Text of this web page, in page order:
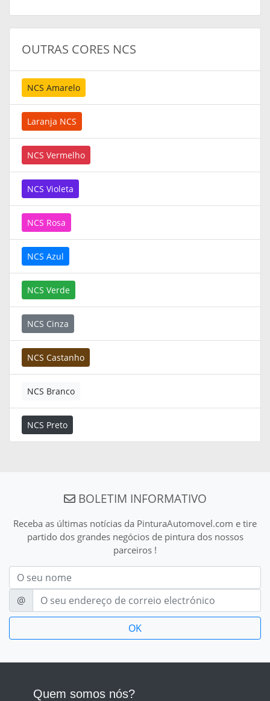
OUTRAS CORES NCS
NCS Amarelo
Laranja NCS
NCS Vermelho
NCS Violeta
NCS Rosa
NCS Azul
NCS Verde
NCS Cinza
NCS Castanho
NCS Branco
NCS Preto
BOLETIM INFORMATIVO
Receba as últimas notícias da PinturaAutomovel.com e tire
partido dos grandes negócios de pintura dos nossos
parceiros !
Nom
E-mail
@
Quem somos nós?